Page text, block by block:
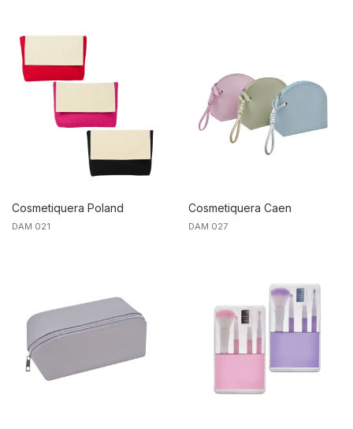
Cosmetiquera Poland
DAM 021
Cosmetiquera Caen
DAM 027